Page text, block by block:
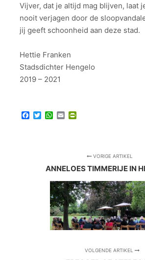
Vijver, dat je altijd mag blijven, laat
nooit verjagen door de
jij geeft schoonheid aan deze stad.
Hettie Franken
Stadsdichter Hengelo
2019 – 2021
Facebook
TwitterWhatsApp
Email
VORIGE ARTIKEL
ANNELOES TIMMERIJE IN
VOLGENDE ARTIKEL